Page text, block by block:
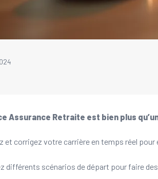
Assurance Retraite est bien plus
et corrigez votre carrière en temps réel
différents scénarios de départ pour faire